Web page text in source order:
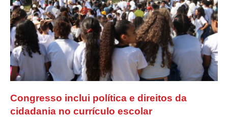
Congresso inclui política e direitos da
cidadania no currículo escolar